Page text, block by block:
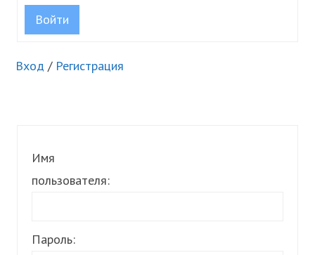
Войти
Вход / Регистрация
Имя
пользователя:
Пароль: